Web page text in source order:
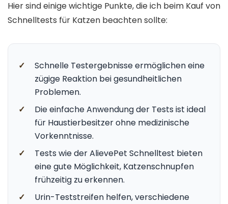
Hier sind einige wichtige Punkte, die ich beim Kauf von
Schnelltests für Katzen beachten sollte:
✓
Schnelle Testergebnisse ermöglichen eine
zügige Reaktion bei gesundheitlichen
Problemen.
✓
Die einfache Anwendung der Tests ist ideal
für Haustierbesitzer ohne medizinische
Vorkenntnisse.
✓
Tests wie der AlievePet Schnelltest bieten
eine gute Möglichkeit, Katzenschnupfen
frühzeitig zu erkennen.
✓
Urin-Teststreifen helfen, verschiedene